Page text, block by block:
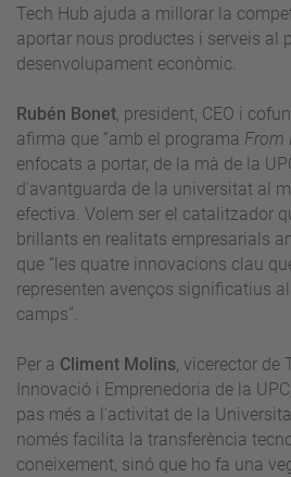
Tech Hub ajuda a millorar la
aportar nous productes i serveis al
desenvolupament econòmic.
Rubén Bonet , president, CEO i
afirma que “amb el programa From
enfocats a portar, de la mà de la
d'avantguarda de la universitat al
efectiva. Volem ser el catalitzador
brillants en realitats empresarials
que “les quatre innovacions clau
representen avenços significatius
camps”.
Per a Climent Molins , vicerector de
Innovació i Emprenedoria de la
pas més a l'activitat de la
només facilita la transferència
coneixement, sinó que ho fa una